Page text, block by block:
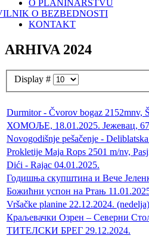
O PLANINARSTVU
O BEZBEDNOSTI
KONTAKT
ARHIVA 2024
Display #
Durmitor - Čvorov bogaz 2152mnv,
ХОМОЉЕ, 18.01.2025. Јежевац,
Novogodišnje pešačenje -
Prokletije Maja Rops 2501 m/nv,
Dići - Rajac 04.01.2025.
Годишња скупштина и Вече
Божићни успон на Ртањ
Vršačke planine 22.12.2024. (nedelja)
Краљевачки Озрен – Северни
ТИТЕЛСКИ БРЕГ 29.12.2024.